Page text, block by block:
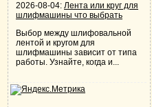
2026-08-04: Лента или круг для
шлифмашины что выбрать
Выбор между шлифовальной
лентой и кругом для
шлифмашины зависит от типа
работы. Узнайте, когда и...